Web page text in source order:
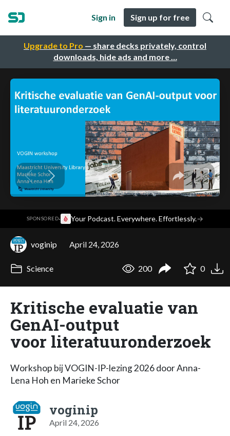
Upgrade to Pro — share decks privately, control
downloads, hide ads and more …
Sign in Sign up for free
SPONSORED· Your Podcast. Everywhere. Effortlessly.→
voginip April 24, 2026
Science 200 0
Kritische evaluatie van
GenAI-output
voor literatuuronderzoek
Workshop bij VOGIN-IP-lezing 2026 door Anna-
Lena Hoh en Marieke Schor
voginip
April 24, 2026